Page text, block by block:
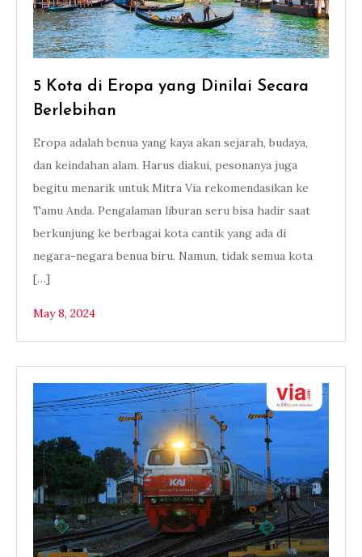
5 Kota di Eropa yang Dinilai Secara
Berlebihan
Eropa adalah benua yang kaya akan sejarah, budaya,
dan keindahan alam. Harus diakui, pesonanya juga
begitu menarik untuk Mitra Via rekomendasikan ke
Tamu Anda. Pengalaman liburan seru bisa hadir saat
berkunjung ke berbagai kota cantik yang ada di
negara-negara benua biru. Namun, tidak semua kota
[…]
May 8, 2024